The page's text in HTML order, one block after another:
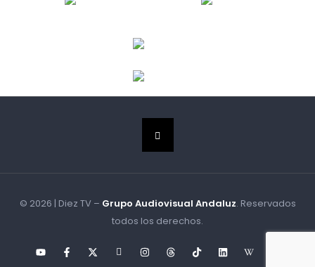
© 2026 | Diez TV – Grupo Audiovisual Andaluz. Reservados
todos los derechos.